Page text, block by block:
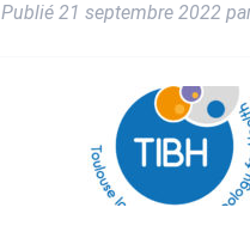
Publié 21 septembre 2022